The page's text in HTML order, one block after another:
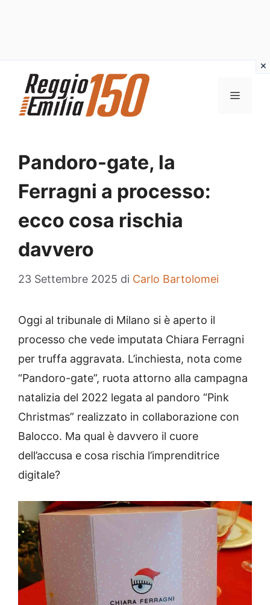
contenuto
MENU
Pandoro-gate, la
Ferragni a processo:
ecco cosa rischia
davvero
23 Settembre 2025 di Carlo Bartolomei
Oggi al tribunale di Milano si è aperto il
processo che vede imputata Chiara Ferragni
per truffa aggravata. L’inchiesta, nota come
“Pandoro-gate”, ruota attorno alla campagna
natalizia del 2022 legata al pandoro “Pink
Christmas” realizzato in collaborazione con
Balocco. Ma qual è davvero il cuore
dell’accusa e cosa rischia l’imprenditrice
digitale?